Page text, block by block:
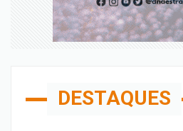
DESTAQUES